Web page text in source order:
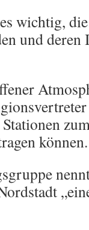
wichtig,
und deren
können.